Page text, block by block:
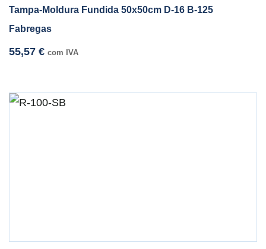
Tampa-Moldura Fundida 50x50cm D-16 B-125
Fabregas
55,57 € com IVA